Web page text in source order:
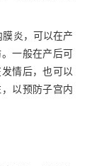
炎，可以在产
一般在产后可
情后，也可以
以预防子宫内